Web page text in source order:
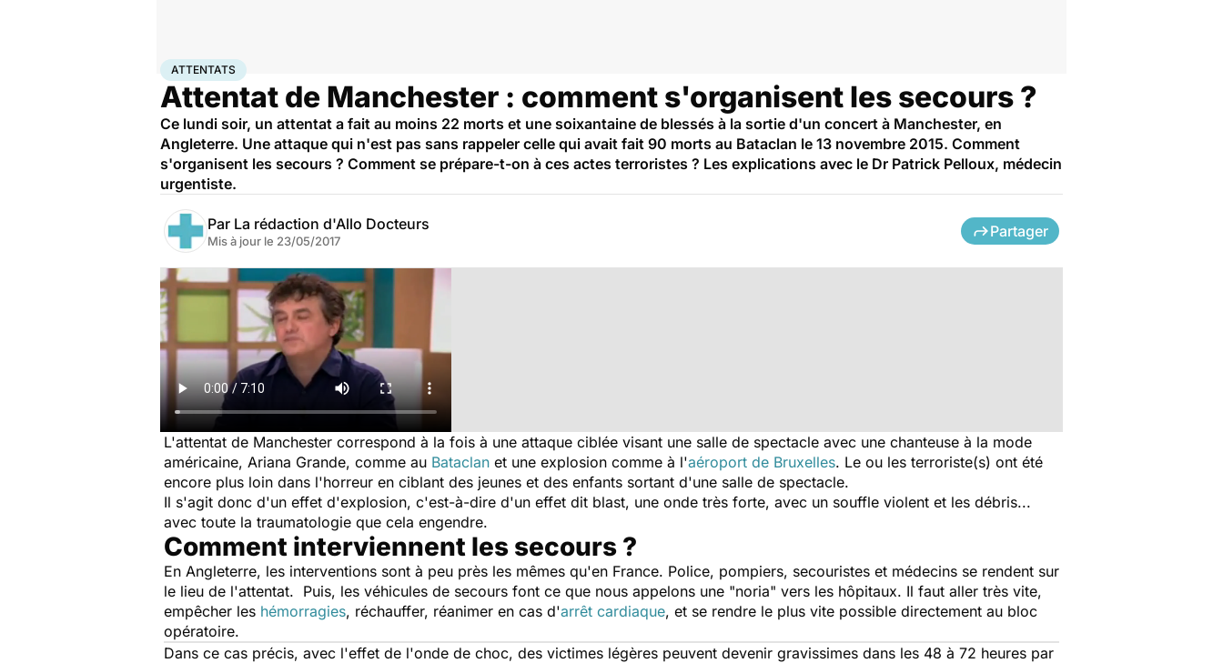
AccueilSantéAttentats
ATTENTATS
Attentat de Manchester : comment s'organisent les secours ?
Ce lundi soir, un attentat a fait au moins 22 morts et une soixantaine de blessés à la sortie d'un concert à Manchester, en
Angleterre. Une attaque qui n'est pas sans rappeler celle qui avait fait 90 morts au Bataclan le 13 novembre 2015. Comment
s'organisent les secours ? Comment se prépare-t-on à ces actes terroristes ? Les explications avec le Dr Patrick Pelloux, médecin
urgentiste.
Par La rédaction d'Allo Docteurs
Mis à jour le 23/05/2017
Partager
L'attentat de Manchester correspond à la fois à une attaque ciblée visant une salle de spectacle avec une chanteuse à la mode
américaine, Ariana Grande, comme au Bataclan et une explosion comme à l'aéroport de Bruxelles. Le ou les terroriste(s) ont été
encore plus loin dans l'horreur en ciblant des jeunes et des enfants sortant d'une salle de spectacle.
Il s'agit donc d'un effet d'explosion, c'est-à-dire d'un effet dit blast, une onde très forte, avec un souffle violent et les débris...
avec toute la traumatologie que cela engendre.
Comment interviennent les secours ?
En Angleterre, les interventions sont à peu près les mêmes qu'en France. Police, pompiers, secouristes et médecins se rendent sur
le lieu de l'attentat. Puis, les véhicules de secours font ce que nous appelons une "noria" vers les hôpitaux. Il faut aller très vite,
empêcher les hémorragies, réchauffer, réanimer en cas d'arrêt cardiaque, et se rendre le plus vite possible directement au bloc
opératoire.
Dans ce cas précis, avec l'effet de l'onde de choc, des victimes légères peuvent devenir gravissimes dans les 48 à 72 heures par